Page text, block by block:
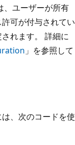
、ユーザーが所有
可が付与されてい
れます。 詳細に
」を参照して
、次のコードを使